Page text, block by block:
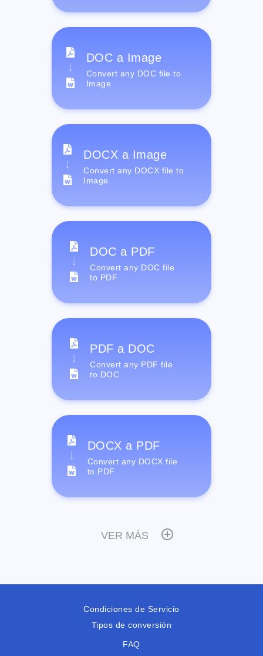
DOC a Image
Convert any DOC file to
Image
DOCX a Image
Convert any DOCX file to
Image
DOC a PDF
Convert any DOC file
to PDF
PDF a DOC
Convert any PDF file
to DOC
DOCX a PDF
Convert any DOCX file
to PDF
VER MÁS
Condiciones de Servicio
Tipos de conversión
FAQ